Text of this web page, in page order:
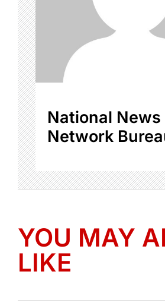
National News
Network
YOU MAY
LIKE